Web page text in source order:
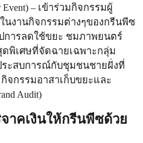
– เข้าร่วมกิจกรรมผู้
นงานกิจกรรมต่างๆของกรีนพีซ
การลดใช้ขยะ ชมภาพยนตร์
พิเศษที่จัดฉายเฉพาะกลุ่ม
ระสบการณ์กับชุมชนชายฝั่งที่
จกรรมอาสาเก็บขยะและ
Audit)
าคเงินให้กรีนพีซด้วย